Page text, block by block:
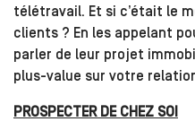
télétravail. Et si c’était le
clients ? En les appelant
parler de leur projet
plus-value sur votre
PROSPECTER DE CHEZ SOI